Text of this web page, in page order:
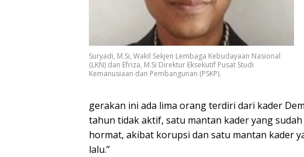
Suryadi, M.Si, Wakil Sekjen Lembaga Kebudayaan Nasional
(LKN) dan Efriza, M.Si Direktur Eksekutif Pusat Studi
Kemanusiaan dan Pembangunan (PSKP).
gerakan ini ada lima orang terdiri dari kader
tahun tidak aktif, satu mantan kader yang
hormat, akibat korupsi dan satu mantan kader
lalu.”